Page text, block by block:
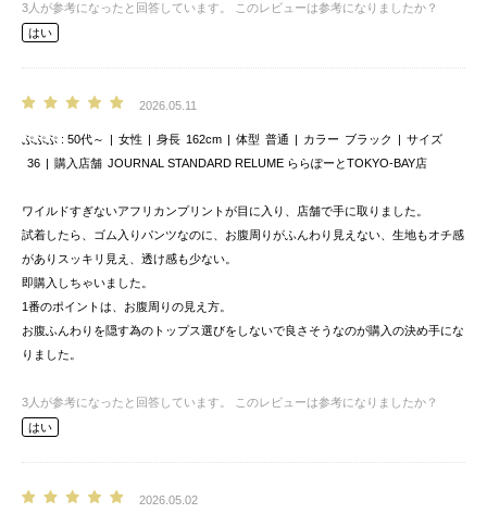
3 人が参考になったと回答しています。
このレビューは参考になりましたか？
はい
2026.05.11
ぷぷぷ 50代～ 女性 身長 162cm 体型 普通 カラー ブラック
サイズ
36
購入店舗 JOURNAL STANDARD RELUME ららぽーとTOKYO-BAY店
ワイルドすぎないアフリカンプリントが目に入り、店舗で手に取りました。
試着したら、ゴム入りパンツなのに、お腹周りがふんわり見えない、生地もオチ感
がありスッキリ見え、透け感も少ない。
即購入しちゃいました。
1番のポイントは、お腹周りの見え方。
お腹ふんわりを隠す為のトップス選びをしないで良さそうなのが購入の決め手にな
りました。
3 人が参考になったと回答しています。
このレビューは参考になりましたか？
はい
2026.05.02